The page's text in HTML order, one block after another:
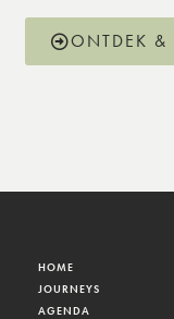
ONTDEK &
HOME
JOURNEYS
AGENDA